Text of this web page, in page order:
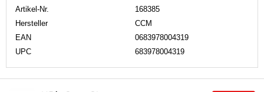
Artikel-Nr.
168385
Hersteller
CCM
EAN
0683978004319
UPC
683978004319